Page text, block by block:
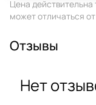
Цена действительна
может отличаться
Отзывы
Нет